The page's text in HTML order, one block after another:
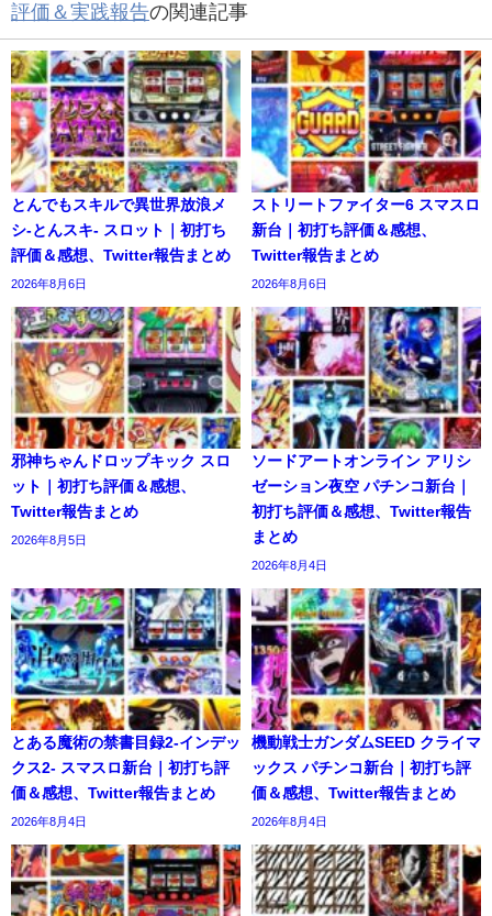
評価＆実践報告の関連記事
とんでもスキルで異世界放浪メ
シ-とんスキ- スロット｜初打ち
評価＆感想、Twitter報告まとめ
2026年8月6日
ストリートファイター6 スマスロ
新台｜初打ち評価＆感想、
Twitter報告まとめ
2026年8月6日
邪神ちゃんドロップキック スロ
ット｜初打ち評価＆感想、
Twitter報告まとめ
2026年8月5日
ソードアートオンライン アリシ
ゼーション夜空 パチンコ新台｜
初打ち評価＆感想、Twitter報告
まとめ
2026年8月4日
とある魔術の禁書目録2-インデッ
クス2- スマスロ新台｜初打ち評
価＆感想、Twitter報告まとめ
2026年8月4日
機動戦士ガンダムSEED クライマ
ックス パチンコ新台｜初打ち評
価＆感想、Twitter報告まとめ
2026年8月4日